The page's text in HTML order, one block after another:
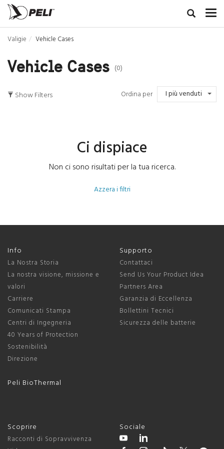
Valigie Vehicle Cases
Vehicle Cases (0)
Show Filters Ordina per I più venduti
Ci dispiace
Non ci sono risultati per la tua ricerca.
Azzera i filtri
Info
La Nostra Storia
La nostra visione, missione e
valori
Carriere
Comunicati Stampa
Centri di Ingegneria
40 Years of Protection
Sostenibilità
Direzione
Peli BioThermal
Supporto
Contattaci
Send Us Your Product Idea
Partners Area
Garanzia di Eccellenza
Bollettini Tecnici
Sicurezza delle batterie
Scoprire
Racconti di Sopravvivenza
Sociale